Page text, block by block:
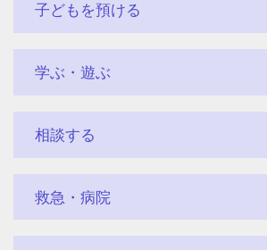
子どもを預ける
学ぶ・遊ぶ
相談する
救急・病院